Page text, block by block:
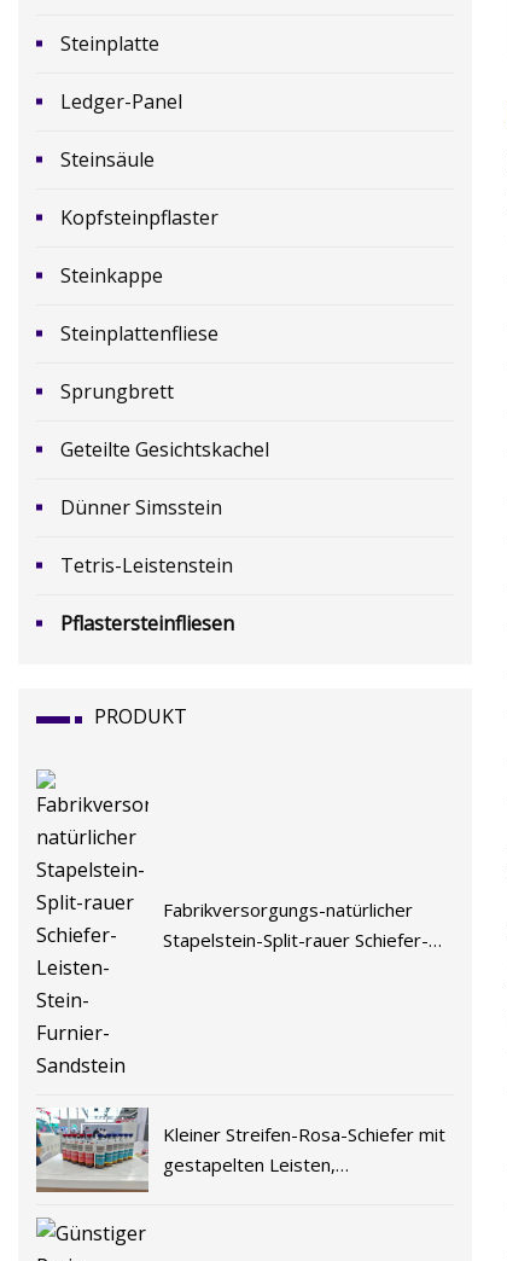
Steinplatte
Ledger-Panel
Steinsäule
Kopfsteinpflaster
Steinkappe
Steinplattenfliese
Sprungbrett
Geteilte Gesichtskachel
Dünner Simsstein
Tetris-Leistenstein
Pflastersteinfliesen
PRODUKT
Fabrikversorgungs-natürlicher
Stapelstein-Split-rauer Schiefer-
Kleiner Streifen-Rosa-Schiefer mit
gestapelten Leisten,